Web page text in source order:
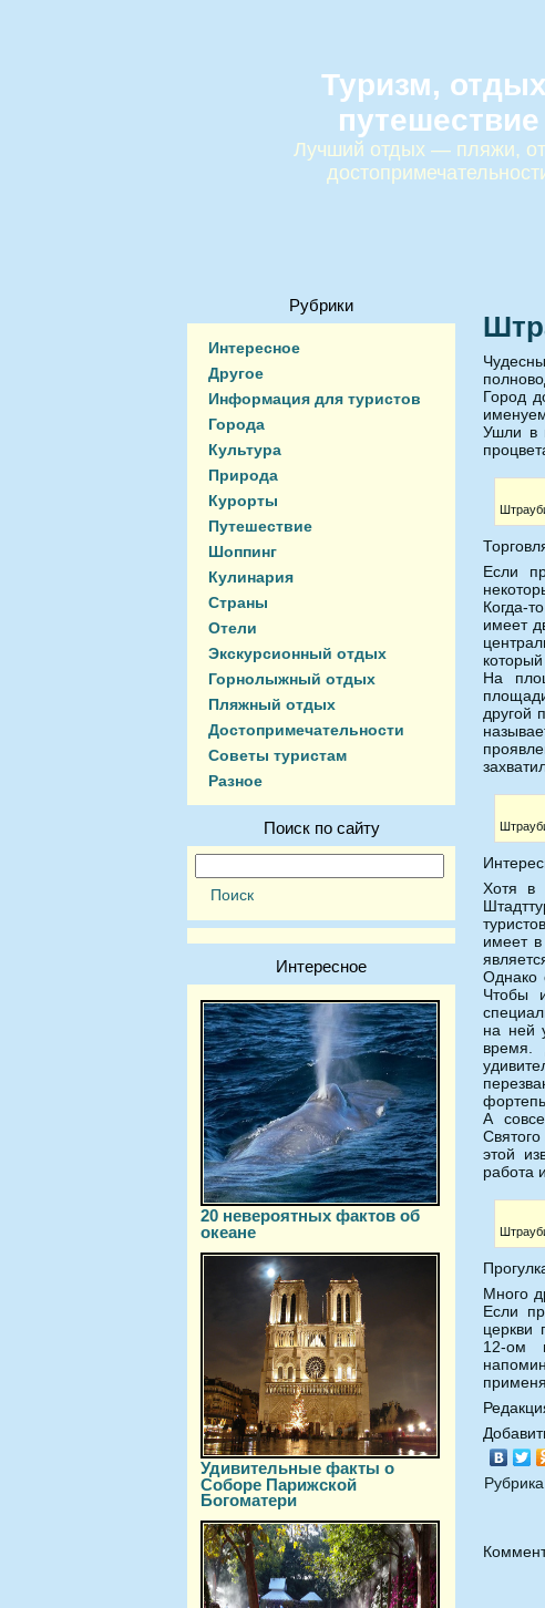
Туризм,
путешествие
Лучший отдых — пляжи,
Рубрики
Интересное
Другое
Информация для туристов
Города
Культура
Природа
Курорты
Путешествие
Шоппинг
Кулинария
Страны
Отели
Экскурсионный отдых
Горнолыжный отдых
Пляжный отдых
Достопримечательности
Советы туристам
Разное
Поиск по сайту
Интересное
20 невероятных фактов об
океане
Удивительные факты о
Соборе Парижской
Богоматери
Город
Ушли в
Если
Когда-
имеет
который
На
другой
Хотя в
имеет
Однако
Чтобы
на ней
время.
А
этой
работа
Много
Если
церкви
12-ом